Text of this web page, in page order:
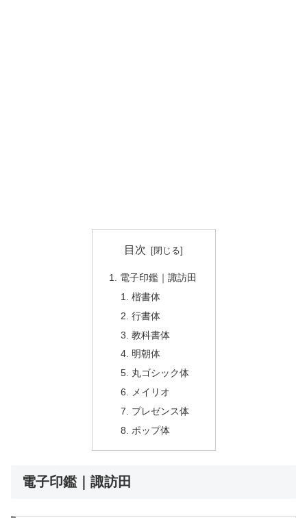
目次
電子印鑑｜諏訪田
楷書体
行書体
教科書体
明朝体
丸ゴシック体
メイリオ
プレゼンス体
ポップ体
電子印鑑｜諏訪田